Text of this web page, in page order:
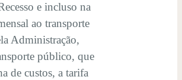
e incluso na
ao transporte
Administração,
público, que
de custos, a tarifa